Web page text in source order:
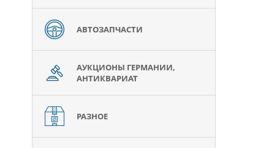
АВТОЗАПЧАСТИ
АУКЦИОНЫ ГЕРМАНИИ,
АНТИКВАРИАТ
РАЗНОЕ